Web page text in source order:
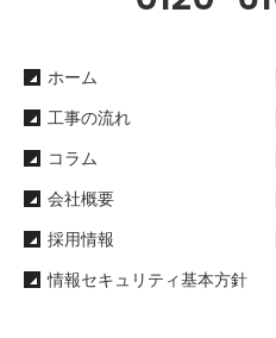
ホーム
工事の流れ
コラム
会社概要
採用情報
情報セキュリティ基本方針